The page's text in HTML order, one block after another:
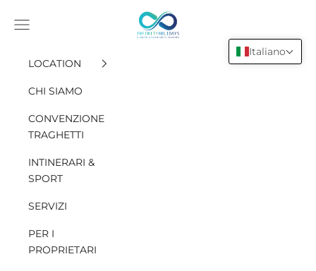
INFINITY HOLIDAYS SAS
Apri il menu di navigazione
LOCATION
CHI SIAMO
CONVENZIONE
TRAGHETTI
INTINERARI &
SPORT
SERVIZI
PER I
PROPRIETARI
Italiano